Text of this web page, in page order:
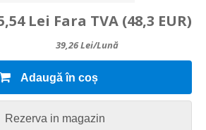
Lei Fara TVA (48,3 EUR)
39,26Lei/lună
Adaugă în coș
Rezerva in magazin